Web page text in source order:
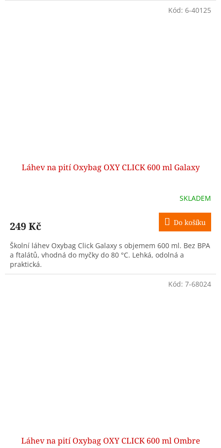
Láhev na pití Oxybag OXY CLICK 600 ml Galaxy
SKLADEM
249 Kč Do košíku
Školní láhev Oxybag Click Galaxy s objemem 600 ml. Bez BPA
a ftalátů, vhodná do myčky do 80 °C. Lehká, odolná a
praktická.
Kód: 6-40125
Láhev na pití Oxybag OXY CLICK 600 ml Ombre
Kód: 7-68024